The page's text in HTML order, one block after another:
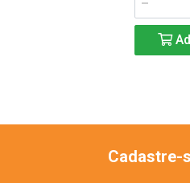
Cadastre-